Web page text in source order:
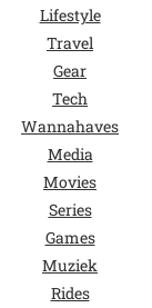
Lifestyle
Travel
Gear
Tech
Wannahaves
Media
Movies
Series
Games
Muziek
Rides